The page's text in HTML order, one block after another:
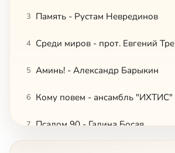
3 Память - Рустам Неврединов
4
5 Аминь! - Александр Барыкин
6 Кому повем - ансамбль "ИХТИС"
7 Псалом 90 - Галина Босая